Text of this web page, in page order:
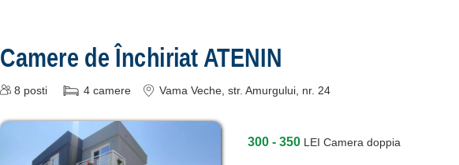
Camere de Închiriat ATENIN
8 posti 4 camere Vama Veche , str. Amurgului, nr. 24
300 - 350 LEI Camera doppia